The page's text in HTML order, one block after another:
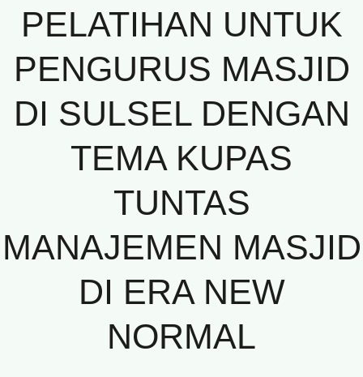
Publikasi
PELATIHAN UNTUK
PENGURUS MASJID
DI SULSEL DENGAN
TEMA KUPAS
TUNTAS
MANAJEMEN MASJID
DI ERA NEW
NORMAL